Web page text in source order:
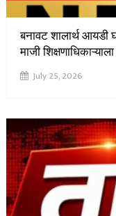
बनावट शालार्थ आयडी
माजी
July 25, 2026